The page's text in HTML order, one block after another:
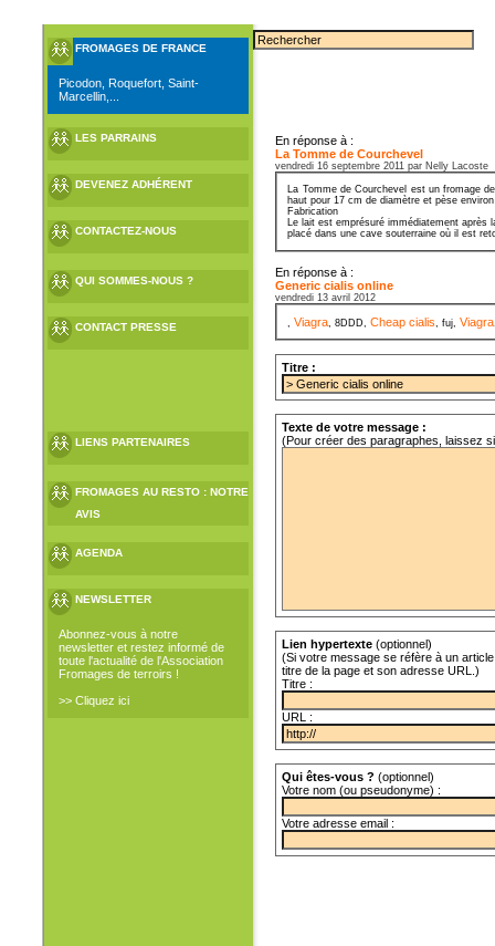
FROMAGES DE FRANCE
Picodon, Roquefort, Saint-
Marcellin,...
LES PARRAINS
DEVENEZ ADHÉRENT
CONTACTEZ-NOUS
QUI SOMMES-NOUS ?
CONTACT PRESSE
LIENS PARTENAIRES
FROMAGES AU RESTO : NOTRE
AVIS
AGENDA
NEWSLETTER
Abonnez-vous à notre
newsletter et restez informé de
toute l'actualité de l'Association
Fromages de terroirs !
>> Cliquez ici
En réponse à :
La Tomme de Courchevel
vendredi 16 septembre 2011 par Nelly Lacoste
La Tomme de Courchevel est un fromage
haut pour 17 cm de diamètre et pèse
Fabrication
Le lait est emprésuré immédiatement
placé dans une cave souterraine où il est
En réponse à :
Generic cialis online
vendredi 13 avril 2012
,Viagra, 8DDD,Cheap cialis, fuj,Viagra
Titre :
Texte de votre message :
(Pour créer des paragraphes, laissez
Lien hypertexte (optionnel)
(Si votre message se réfère à un
titre de la page et son adresse URL.)
Titre :
URL :
Qui êtes-vous ? (optionnel)
Votre nom (ou pseudonyme) :
Votre adresse email :